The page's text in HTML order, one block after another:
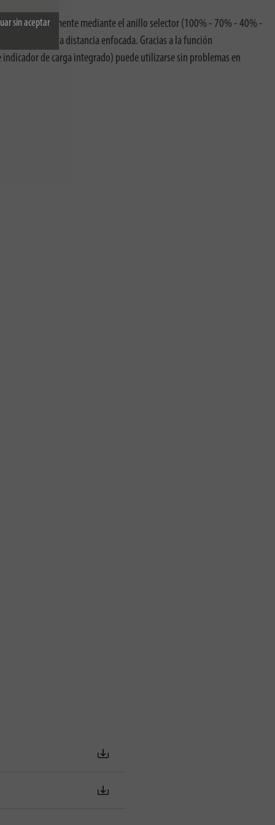
sin aceptar
ajustarse fácilmente mediante el anillo selector (100% - 70% - 40% -
luz de larga distancia enfocada. Gracias a la función
de carga integrado) puede utilizarse sin problemas en